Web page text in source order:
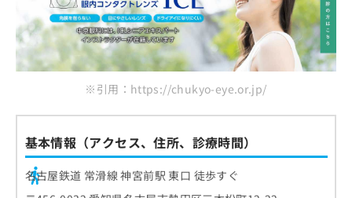
※引用：https://chukyo-eye.or.jp/
基本情報（アクセス、住所、診療時間）
名古屋鉄道 常滑線 神宮前駅 東口 徒歩すぐ